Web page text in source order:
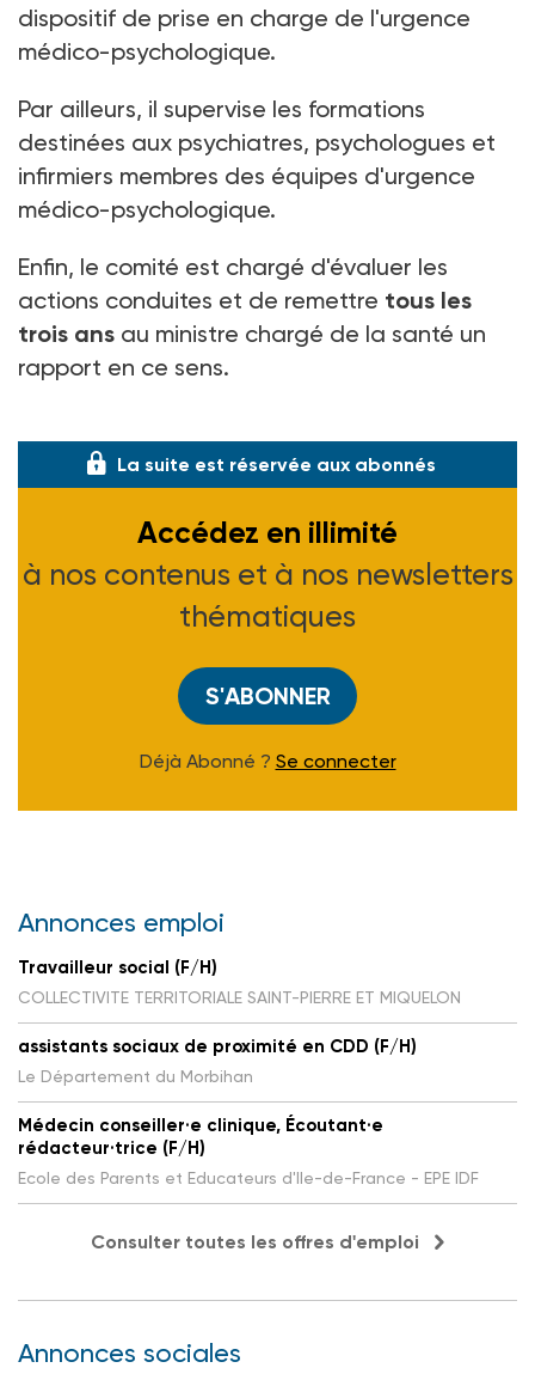
dispositif de prise en charge de l'urgence
médico-psychologique.
Par ailleurs, il supervise les formations
destinées aux psychiatres, psychologues et
infirmiers membres des équipes d'urgence
médico-psychologique.
Enfin, le comité est chargé d'évaluer les
actions conduites et de remettre tous les
trois ans au ministre chargé de la santé un
rapport en ce sens.
La suite est réservée aux abonnés
Accédez en illimité
à nos contenus et à nos newsletters
thématiques
S'ABONNER
Déjà Abonné ? Se connecter
Annonces emploi
Travailleur social (F/H)
COLLECTIVITE TERRITORIALE SAINT-PIERRE ET MIQUELON
assistants sociaux de proximité en CDD (F/H)
Le Département du Morbihan
Médecin conseiller·e clinique, Écoutant·e
rédacteur·trice (F/H)
Ecole des Parents et Educateurs d'Ile-de-France - EPE IDF
Consulter toutes les offres d'emploi
Annonces sociales